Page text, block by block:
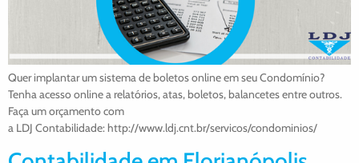
Quer implantar um sistema de boletos online em seu Condomínio?
Tenha acesso online a relatórios, atas, boletos, balancetes entre outros.
Faça um orçamento com
a LDJ Contabilidade: http://www.ldj.cnt.br/servicos/condominios/